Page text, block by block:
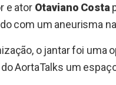
e ator Otaviano Costa
com um aneurisma
o jantar foi uma
AortaTalks um